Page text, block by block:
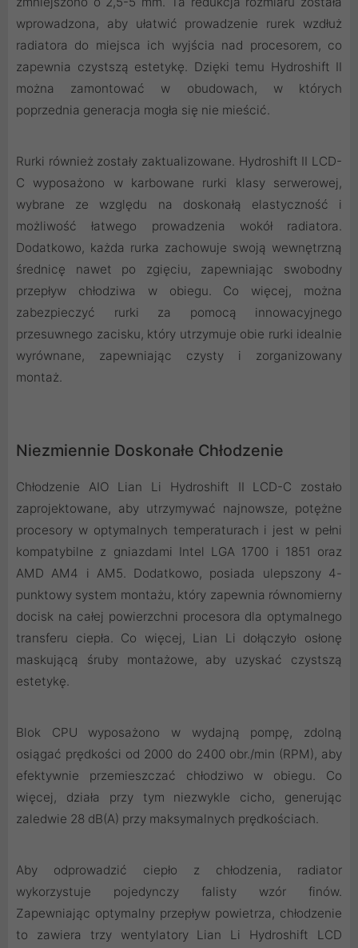
wprowadzona, aby ułatwić prowadzenie rurek wzdłuż
radiatora do miejsca ich wyjścia nad procesorem, co
zapewnia czystszą estetykę. Dzięki temu Hydroshift II
można zamontować w obudowach, w których
poprzednia generacja mogła się nie mieścić.
Rurki również zostały zaktualizowane. Hydroshift II LCD-
C wyposażono w karbowane rurki klasy serwerowej,
wybrane ze względu na doskonałą elastyczność i
możliwość łatwego prowadzenia wokół radiatora.
Dodatkowo, każda rurka zachowuje swoją wewnętrzną
średnicę nawet po zgięciu, zapewniając swobodny
przepływ chłodziwa w obiegu. Co więcej, można
zabezpieczyć rurki za pomocą innowacyjnego
przesuwnego zacisku, który utrzymuje obie rurki idealnie
wyrównane, zapewniając czysty i zorganizowany
montaż.
Niezmiennie Doskonałe Chłodzenie
Chłodzenie AIO Lian Li Hydroshift II LCD-C zostało
zaprojektowane, aby utrzymywać najnowsze, potężne
procesory w optymalnych temperaturach i jest w pełni
kompatybilne z gniazdami Intel LGA 1700 i 1851 oraz
AMD AM4 i AM5. Dodatkowo, posiada ulepszony 4-
punktowy system montażu, który zapewnia równomierny
docisk na całej powierzchni procesora dla optymalnego
transferu ciepła. Co więcej, Lian Li dołączyło osłonę
maskującą śruby montażowe, aby uzyskać czystszą
estetykę.
Blok CPU wyposażono w wydajną pompę, zdolną
osiągać prędkości od 2000 do 2400 obr./min (RPM), aby
efektywnie przemieszczać chłodziwo w obiegu. Co
więcej, działa przy tym niezwykle cicho, generując
zaledwie 28 dB(A) przy maksymalnych prędkościach.
Aby odprowadzić ciepło z chłodzenia, radiator
wykorzystuje pojedynczy falisty wzór finów.
Zapewniając optymalny przepływ powietrza, chłodzenie
to zawiera trzy wentylatory Lian Li Hydroshift LCD